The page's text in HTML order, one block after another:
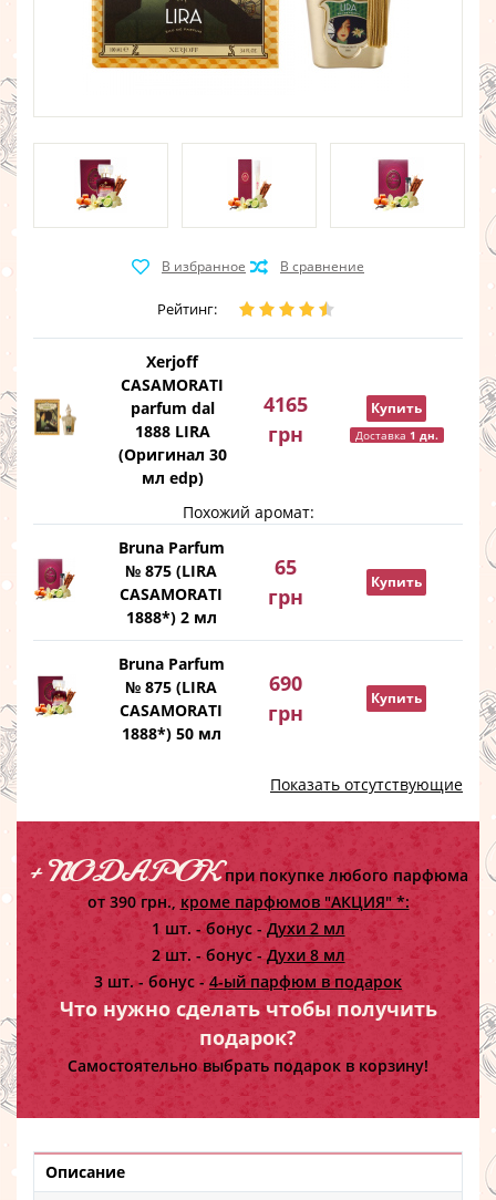
Рейтинг:
Xerjoff
CASAMORATI
parfum dal
1888 LIRA
(Оригинал 30
мл edp)
4165
грн
Купить
Доставка 1 дн.
Похожий аромат:
Bruna Parfum
№ 875 (LIRA
CASAMORATI
1888*) 2 мл
65
грн
Купить
Bruna Parfum
№ 875 (LIRA
CASAMORATI
1888*) 50 мл
690
грн
Купить
Показать отсутствующие
+ ПОДАРОКпри покупке любого парфюма
от 390 грн., кроме парфюмов "АКЦИЯ" *:
1 шт. - бонус - Духи 2 мл
2 шт. - бонус -Духи 8 мл
3 шт. - бонус - 4-ый парфюм в подарок
Что нужно сделать чтобы получить
подарок?
Самостоятельно выбрать подарок в корзину!
Описание